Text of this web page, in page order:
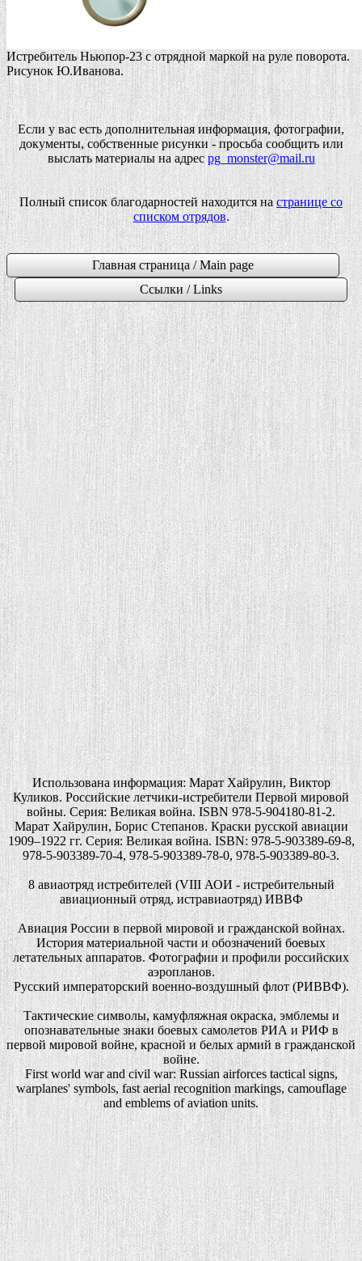
Истребитель Ньюпор-23 с отрядной маркой на руле поворота.
Рисунок Ю.Иванова.
Если у вас есть дополнительная информация, фотографии,
документы, собственные рисунки - просьба сообщить или
выслать материалы на адресpg_monster@mail.ru
Полный список благодарностей находится настранице со
списком отрядов.
Главная страница / Main page
Ссылки / Links
Использована информация: Марат Хайрулин, Виктор
Куликов. Российские летчики-истребители Первой мировой
войны. Серия: Великая война. ISBN 978-5-904180-81-2.
Марат Хайрулин, Борис Степанов. Краски русской авиации
1909–1922 гг. Серия: Великая война. ISBN: 978-5-903389-69-8,
978-5-903389-70-4, 978-5-903389-78-0, 978-5-903389-80-3.
8 авиаотряд истребителей (VIII АОИ - истребительный
авиационный отряд, истравиаотряд) ИВВФ
Авиация России в первой мировой и гражданской войнах.
История материальной части и обозначений боевых
летательных аппаратов. Фотографии и профили российских
аэропланов.
Русский императорский военно-воздушный флот (РИВВФ).
Тактические символы, камуфляжная окраска, эмблемы и
опознавательные знаки боевых самолетов РИА и РИФ в
первой мировой войне, красной и белых армий в гражданской
войне.
First world war and civil war: Russian airforces tactical signs,
warplanes' symbols, fast aerial recognition markings, camouflage
and emblems of aviation units.